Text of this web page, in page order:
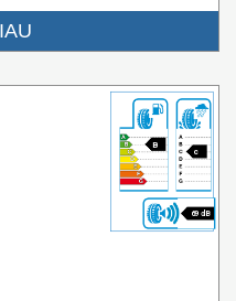
B
c
69 dB